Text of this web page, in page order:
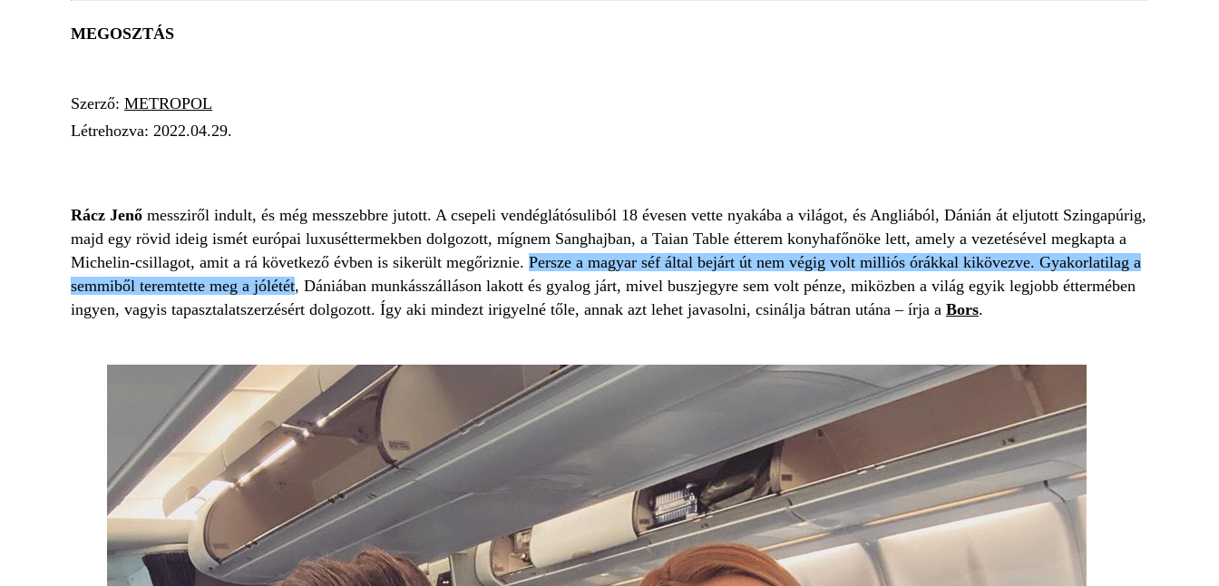
MEGOSZTÁS
Szerző: METROPOL
Létrehozva: 2022.04.29.
Rácz Jenő messziről indult, és még messzebbre jutott. A csepeli vendéglátósuliból 18 évesen vette nyakába a világot, és Angliából, Dánián át eljutott Szingapúrig,
majd egy rövid ideig ismét európai luxuséttermekben dolgozott, mígnem Sanghajban, a Taian Table étterem konyhafőnöke lett, amely a vezetésével megkapta a
Michelin-csillagot, amit a rá következő évben is sikerült megőriznie. Persze a magyar séf által bejárt út nem végig volt milliós órákkal kikövezve. Gyakorlatilag a
semmiből teremtette meg a jólétét, Dániában munkásszálláson lakott és gyalog járt, mivel buszjegyre sem volt pénze, miközben a világ egyik legjobb éttermében
ingyen, vagyis tapasztalatszerzésért dolgozott. Így aki mindezt irigyelné tőle, annak azt lehet javasolni, csinálja bátran utána – írja a Bors.